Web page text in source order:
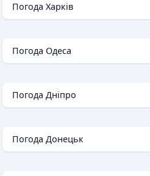
Погода Харків
Погода Одеса
Погода Дніпро
Погода Донецьк